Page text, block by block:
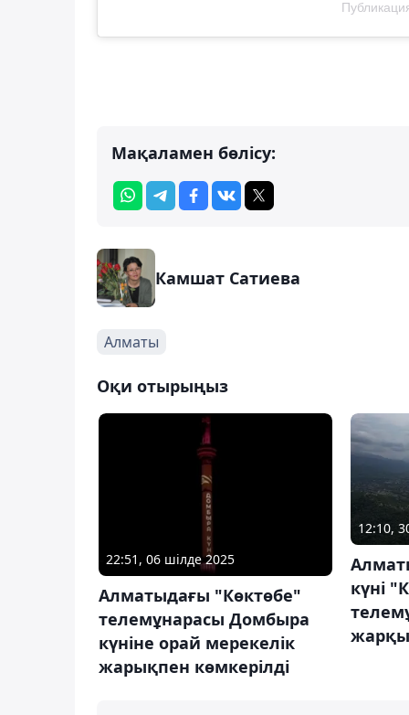
Мақаламен бөлісу:
Камшат Сатиева
Алматы
Оқи отырыңыз
22:51, 06 шілде 2025
Алматыдағы "Көктөбе"
телемұнарасы Домбыра
күніне орай мерекелік
жарықпен көмкерілді
12:10,
күні